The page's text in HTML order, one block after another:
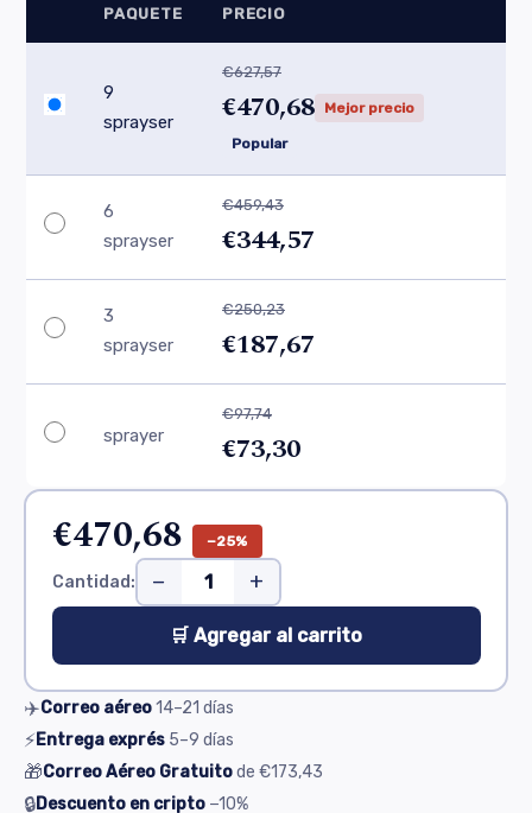
PAQUETE PRECIO
9
sprayser
€627,57
€470,68 Mejor precio
Popular
6
sprayser
€459,43
€344,57
3
sprayser
€250,23
€187,67
sprayer
€97,74
€73,30
€470,68 −25%
Cantidad: − +
🛒 Agregar al carrito
✈️Correo aéreo14–21 días
⚡Entrega exprés 5–9 días
🎁Correo Aéreo Gratuitode €173,43
🔒Descuento en cripto −10%